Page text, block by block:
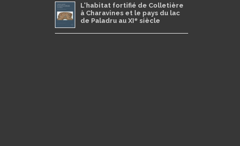
L'habitat fortifié de Colletière
à Charavines et le pays du lac
de Paladru au XIe siècle